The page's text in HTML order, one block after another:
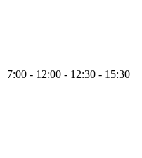
7:00 - 12:00 - 12:30 - 15:30